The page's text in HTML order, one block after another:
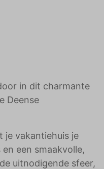
in dit charmante
Deense
je vakantiehuis je
een smaakvolle,
uitnodigende sfeer,